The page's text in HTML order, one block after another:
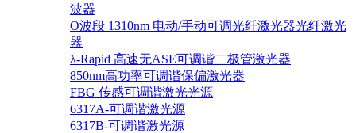
波器
O波段 1310nm 电动/手动可调光纤激光器光纤激光
器
λ-Rapid 高速无ASE可调谐二极管激光器
850nm高功率可调谐保偏激光器
FBG 传感可调谐激光光源
6317A-可调谐激光源
6317B-可调谐激光源